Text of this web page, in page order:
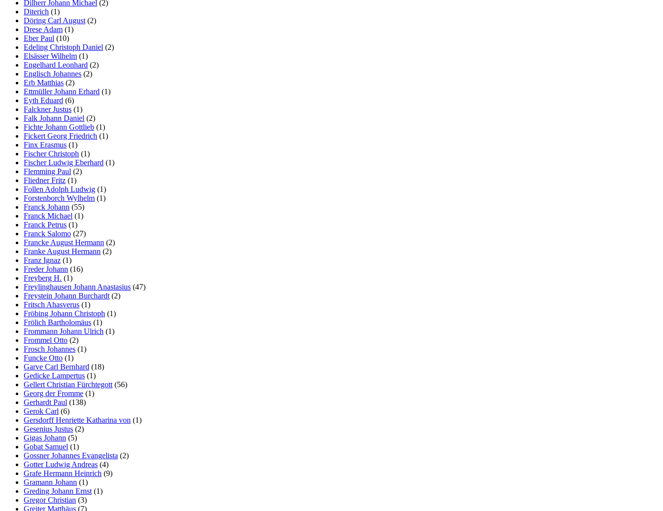
Dilherr Johann Michael (2)
Diterich (1)
Döring Carl August (2)
Drese Adam (1)
Eber Paul (10)
Edeling Christoph Daniel (2)
Elsässer Wilhelm (1)
Engelhard Leonhard (2)
Englisch Johannes (2)
Erb Matthias (2)
Ettmüller Johann Erhard (1)
Eyth Eduard (6)
Falckner Justus (1)
Falk Johann Daniel (2)
Fichte Johann Gottlieb (1)
Fickert Georg Friedrich (1)
Finx Erasmus (1)
Fischer Christoph (1)
Fischer Ludwig Eberhard (1)
Flemming Paul (2)
Fliedner Fritz (1)
Follen Adolph Ludwig (1)
Forstenborch Wylhelm (1)
Franck Johann (55)
Franck Michael (1)
Franck Petrus (1)
Franck Salomo (27)
Francke August Hermann (2)
Franke August Hermann (2)
Franz Ignaz (1)
Freder Johann (16)
Freyberg H. (1)
Freylinghausen Johann Anastasius (47)
Freystein Johann Burchardt (2)
Fritsch Ahasverus (1)
Fröbing Johann Christoph (1)
Frölich Bartholomäus (1)
Frommann Johann Ulrich (1)
Frommel Otto (2)
Frosch Johannes (1)
Funcke Otto (1)
Garve Carl Bernhard (18)
Gedicke Lampertus (1)
Gellert Christian Fürchtegott (56)
Georg der Fromme (1)
Gerhardt Paul (138)
Gerok Carl (6)
Gersdorff Henriette Katharina von (1)
Gesenius Justus (2)
Gigas Johann (5)
Gobat Samuel (1)
Gossner Johannes Evangelista (2)
Gotter Ludwig Andreas (4)
Grafe Hermann Heinrich (9)
Gramann Johann (1)
Greding Johann Ernst (1)
Gregor Christian (3)
Greiter Matthäus (7)